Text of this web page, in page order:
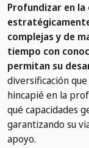
Profundizar en
complejas y de
tiempo con
permitan su
diversificación
hincapié en la
qué capacidades
garantizando su
apoyo.